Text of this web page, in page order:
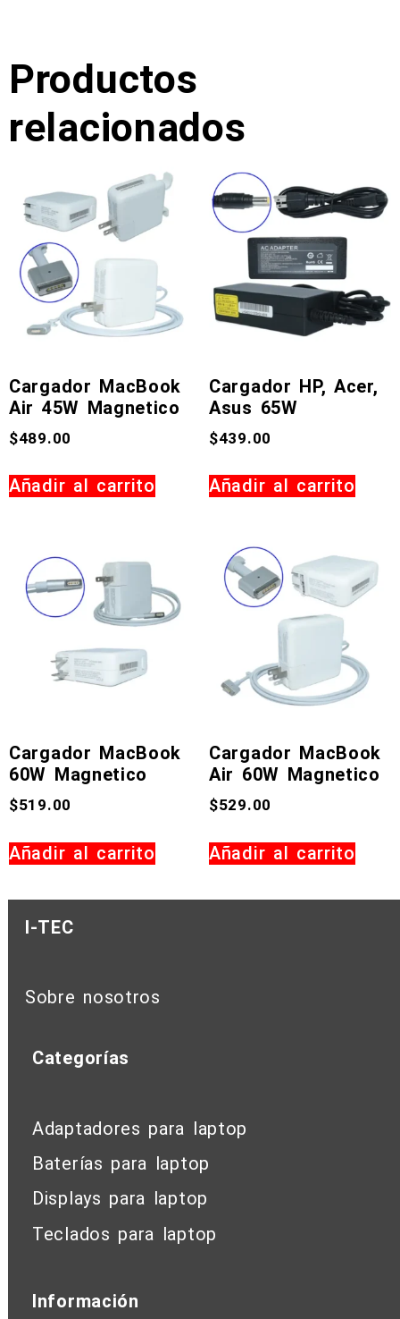
Productos
relacionados
Cargador MacBook
Air 45W Magnetico
$489.00
Añadir al carrito
Cargador HP, Acer,
Asus 65W
$439.00
Añadir al carrito
Cargador MacBook
60W Magnetico
$519.00
Añadir al carrito
Cargador MacBook
Air 60W Magnetico
$529.00
Añadir al carrito
I-TEC
Sobre nosotros
Categorías
Adaptadores para laptop
Baterías para laptop
Displays para laptop
Teclados para laptop
Información